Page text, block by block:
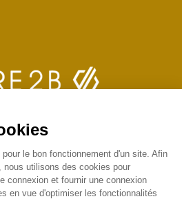
le bon fonctionnement d'un site. Afin
nous utilisons des cookies pour
connexion et fournir une connexion
en vue d'optimiser les fonctionnalités